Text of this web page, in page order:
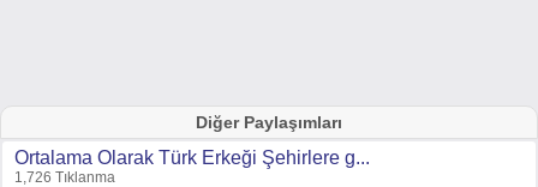
Diğer Paylaşımları
Ortalama Olarak Türk Erkeği Şehirlere g...
1,726 Tıklanma